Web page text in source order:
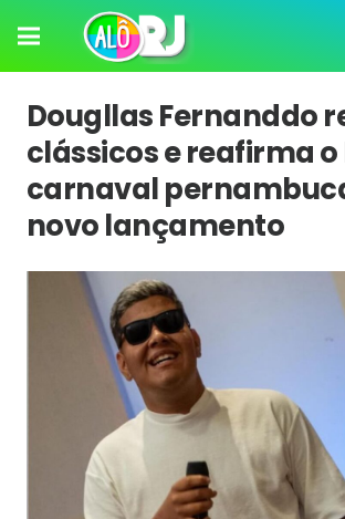
Dougllas Fernanddo
clássicos e reafirma o
carnaval
novo lançamento